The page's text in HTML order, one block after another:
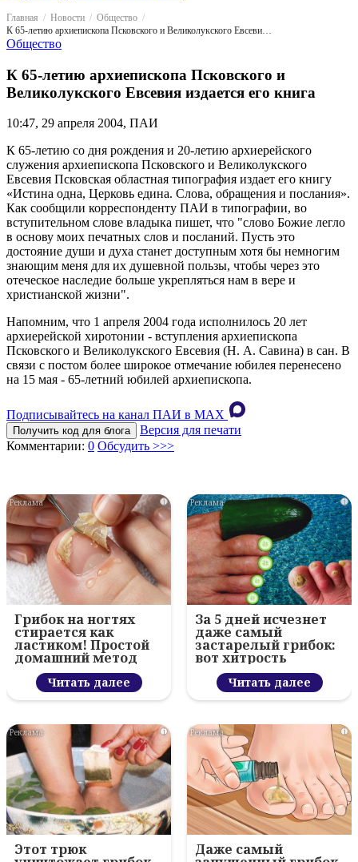
Главная Новости
Общество
К 65-летию архиепископа Псковского и Великолукского Евсевия издается его книга
Общество
К 65-летию архиепископа Псковского и
Великолукского Евсевия издается его книга
10:47, 29 апреля 2004, ПАИ
К 65-летию со дня рождения и 20-летию архиерейского
служения архиепископа Псковского и Великолукского
Евсевия Псковская областная типография издает его книгу
«Истина одна, Церковь едина. Слова, обращения и послания».
Как сообщили корреспонденту ПАИ в типографии, во
вступительном слове владыка пишет, что "слово Божие легло
в основу моих печатных слов и посланий. Пусть это
достояние души и духа станет доступным хотя бы немногим
знающим меня для их душевной пользы, чтобы через это
отеческое наследие больше укрепляться нам в вере и
христианской жизни".
Напомним, что 1 апреля 2004 года исполнилось 20 лет
архиерейской хиротонии - вступления архиепископа
Псковского и Великолукского Евсевия (Н. А. Савина) в сан. В
связи с постом более широкое отмечание юбилея перенесено
на 15 мая - 65-летний юбилей архиепископа.
Подписывайтесь на канал ПАИ в MAХ
Получить код для блога
Версия для печати
Комментарии: 0 Обсудить >>>
i
Грибок на ногтях
стирается как
ластиком! Простой
домашний метод
Читать далее
i
За 5 дней исчезнет
даже самый
застарелый грибок:
вот хитрость
Читать далее
i
Этот трюк
i
Даже самый